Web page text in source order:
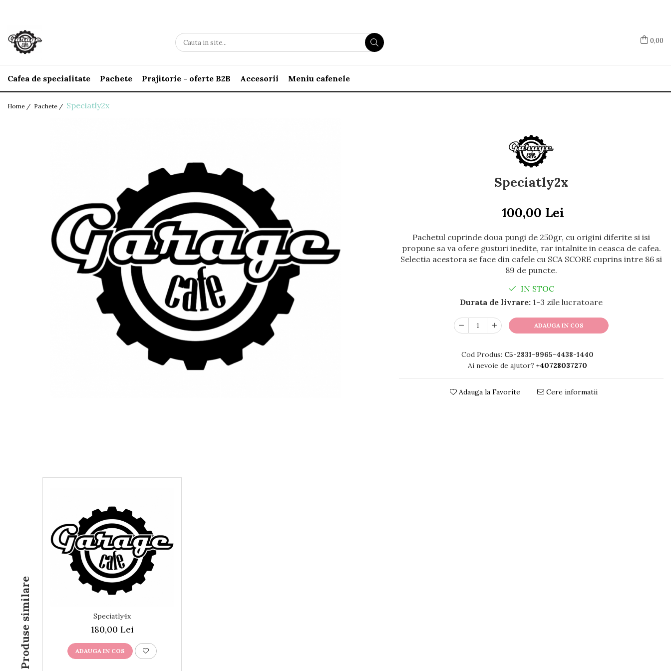
0,00
Cafea de specialitate Pachete Prajitorie - oferte B2B Accesorii Meniu cafenele
Home / Pachete / Speciatly2x
Speciatly2x
100,00 Lei
Pachetul cuprinde doua pungi de 250gr, cu origini diferite si isi
propune sa va ofere gusturi inedite, rar intalnite in ceasca de cafea.
Selectia acestora se face din cafele cu SCA SCORE cuprins intre 86 si
89 de puncte.
IN STOC
Durata de livrare: 1-3 zile lucratoare
ADAUGA IN COS
Cod Produs: C5-2831-9965-4438-1440
Ai nevoie de ajutor? +40728037270
Adauga la Favorite Cere informatii
Produse similare Speciatly4x
180,00 Lei
ADAUGA IN COS